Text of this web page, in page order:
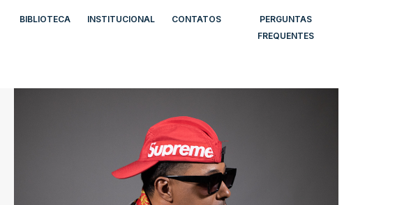
BIBLIOTECA INSTITUCIONAL CONTATOS
PERGUNTAS
FREQUENTES